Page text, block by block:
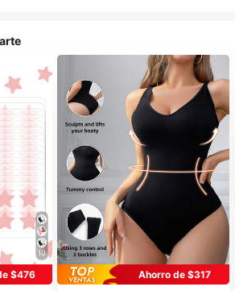
10
$476
Ahorro de $317
#1 Más vendidos
en Casual-Cómodo Bodys moldeadores para mujer
¡Casi agotado!